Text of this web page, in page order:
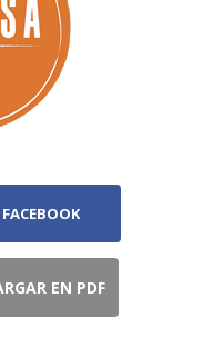
FACEBOOK
EN PDF